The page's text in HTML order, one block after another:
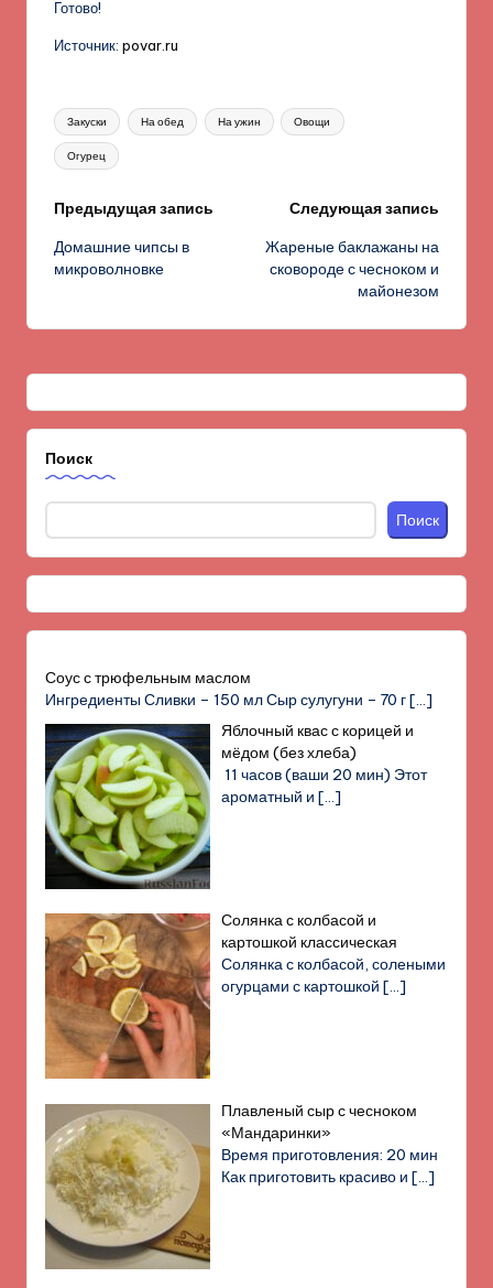
Готово!
Источник: povar.ru
Метки:
Закуски На обед На ужин Овощи
Огурец
Навигация
записи
Предыдущая запись
Домашние чипсы в
микроволновке
Следующая запись
Жареные баклажаны на
сковороде с чесноком и
майонезом
Поиск
Поиск
Соус с трюфельным маслом
Ингредиенты Сливки – 150 мл Сыр сулугуни – 70 г[…]
Яблочный квас с корицей и
мёдом (без хлеба)
11 часов (ваши 20 мин) Этот
ароматный и[…]
Солянка с колбасой и
картошкой классическая
Солянка с колбасой, солеными
огурцами с картошкой[…]
Плавленый сыр с чесноком
«Мандаринки»
Время приготовления: 20 мин
Как приготовить красиво и[…]